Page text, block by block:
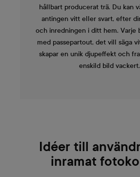
hållbart producerat trä. Du kan
antingen vitt eller svart, efter
och inredningen i ditt hem. Varje
med passepartout, det vill säga
skapar en unik djupeffekt och
enskild bild vackert.
Idéer till
inramat